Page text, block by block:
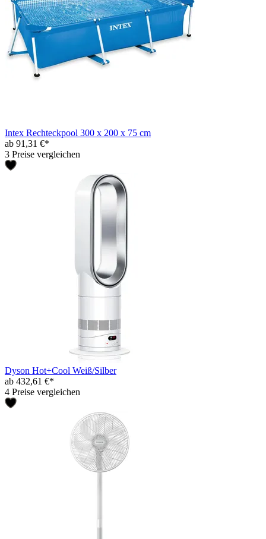
Intex Rechteckpool 300 x 200 x 75 cm
ab 91,31 €*
3 Preise vergleichen
Dyson Hot+Cool Weiß/Silber
ab 432,61 €*
4 Preise vergleichen